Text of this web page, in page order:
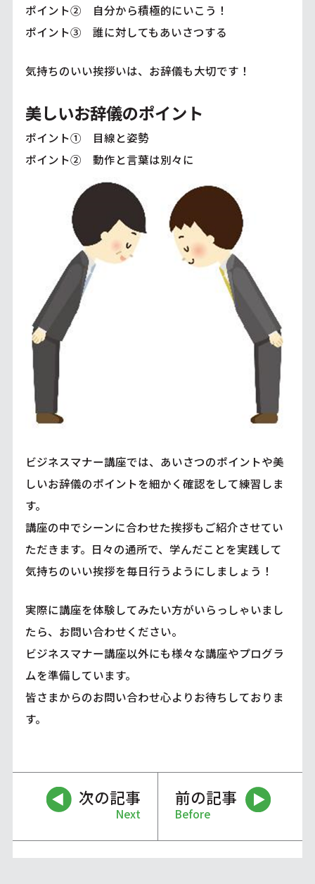
ポイント② 自分から積極的にいこう！
ポイント③ 誰に対してもあいさつする
気持ちのいい挨拶いは、お辞儀も大切です！
美しいお辞儀のポイント
ポイント① 目線と姿勢
ポイント② 動作と言葉は別々に
ビジネスマナー講座では、あいさつのポイントや美
しいお辞儀のポイントを細かく確認をして練習しま
す。
講座の中でシーンに合わせた挨拶もご紹介させてい
ただきます。日々の通所で、学んだことを実践して
気持ちのいい挨拶を毎日行うようにしましょう！
実際に講座を体験してみたい方がいらっしゃいまし
たら、お問い合わせください。
ビジネスマナー講座以外にも様々な講座やプログラ
ムを準備しています。
皆さまからのお問い合わせ心よりお待ちしておりま
す。
次の記事
Next
前の記事
Before